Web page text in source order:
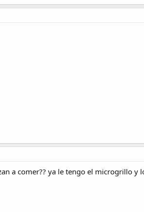
a comer?? ya le tengo el microgrillo